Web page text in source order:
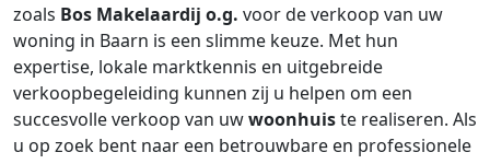
zoals Bos Makelaardij o.g. voor de verkoop van uw
woning in Baarn is een slimme keuze. Met hun
expertise, lokale marktkennis en uitgebreide
verkoopbegeleiding kunnen zij u helpen om een
succesvolle verkoop van uwwoonhuiste realiseren. Als
u op zoek bent naar een betrouwbare en professionele